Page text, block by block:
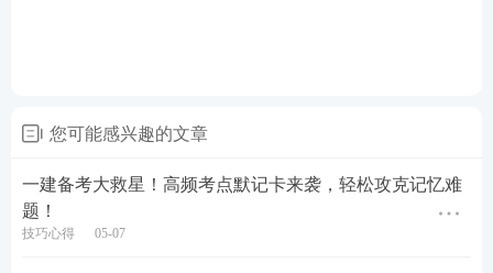
您可能感兴趣的文章
一建备考大救星！高频考点默记卡来袭，轻松攻克记忆难
题！
技巧心得 05-07